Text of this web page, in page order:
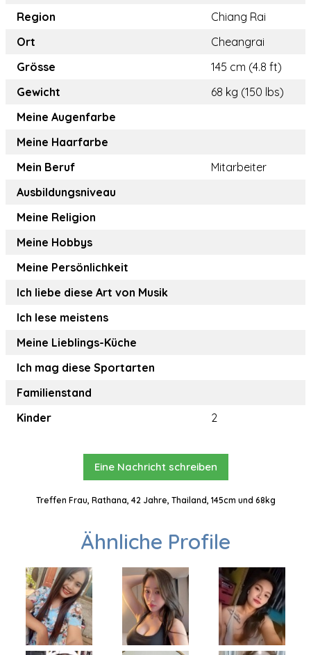
Region
Chiang Rai
Ort
Cheangrai
Grösse
145 cm (4.8 ft)
Gewicht
68 kg (150 lbs)
Meine Augenfarbe
Meine Haarfarbe
Mein Beruf
Mitarbeiter
Ausbildungsniveau
Meine Religion
Meine Hobbys
Meine Persönlichkeit
Ich liebe diese Art von Musik
Ich lese meistens
Meine Lieblings-Küche
Ich mag diese Sportarten
Familienstand
Kinder
2
Eine Nachricht schreiben
Treffen Frau, Rathana, 42 Jahre, Thailand, 145cm und 68kg
Ähnliche Profile